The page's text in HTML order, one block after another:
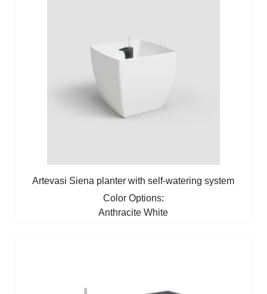
Artevasi Siena planter with self-watering system
Color Options:
AnthraciteWhite